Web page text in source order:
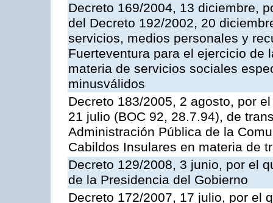
Decreto 169/2004, 13 diciembre,
del Decreto 192/2002, 20
servicios, medios personales y
Fuerteventura para el ejercicio de
materia de servicios sociales
minusválidos
Decreto 183/2005, 2 agosto, por
21 julio (BOC 92, 28.7.94), de
Administración Pública de la
Cabildos Insulares en materia de
Decreto 129/2008, 3 junio, por el
de la Presidencia del Gobierno
Decreto 172/2007, 17 julio, por el